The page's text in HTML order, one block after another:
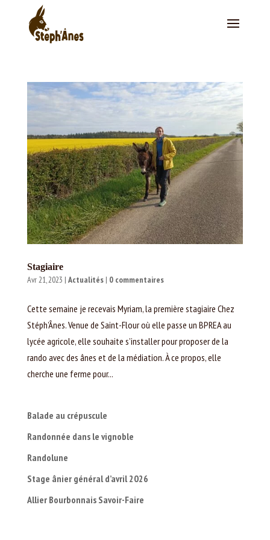
Stagiaire
Avr 21, 2023 | Actualités| 0 commentaires
Cette semaine je recevais Myriam, la première stagiaire Chez
Stéph’Ânes. Venue de Saint-Flour où elle passe un BPREA au
lycée agricole, elle souhaite s’installer pour proposer de la
rando avec des ânes et de la médiation. À ce propos, elle
cherche une ferme pour...
Balade au crépuscule
Randonnée dans le vignoble
Randolune
Stage ânier général d’avril 2026
Allier Bourbonnais Savoir-Faire